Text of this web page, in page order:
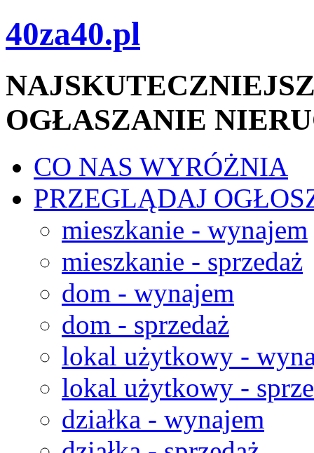
40za40.pl
OGŁASZANIE
CO NAS WYRÓŻNIA
PRZEGLĄDAJ
mieszkanie - wynajem
mieszkanie - sprzedaż
dom - wynajem
dom - sprzedaż
lokal użytkowy -
lokal użytkowy -
działka - wynajem